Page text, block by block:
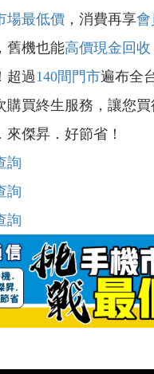
場最低價 ，消費再享會
，舊機也能高價現金回收
超過140間門市遍布全
購買終生服務，讓您
來傑昇．好節省！
詢
詢
詢